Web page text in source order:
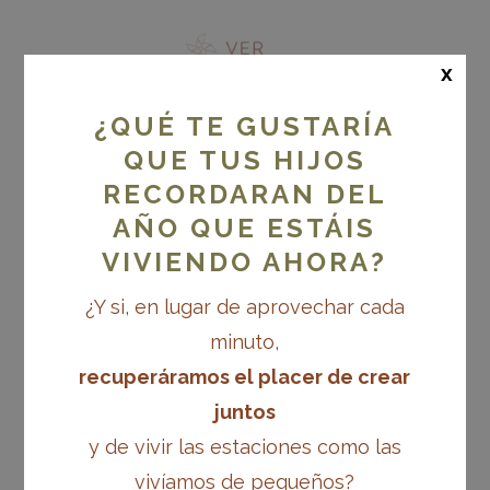
¡Qué bien!
YA ESTÁS
DENTRO DEL
RETO
Es super importante que,
para no perderte de nada, te
unas al canal de Telegram.
Por aquí estaré
¿QUÉ TE GUSTARÍA
QUE TUS HIJOS
RECORDARAN DEL
AÑO QUE ESTÁIS
VIVIENDO AHORA?
¿Y si, en lugar de aprovechar cada
minuto,
recuperáramos el placer de crear
juntos
y de vivir las estaciones como las
vivíamos de pequeños?
x